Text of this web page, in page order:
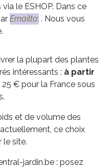
le ESHOP. Dans ce
Emailto: . Nous vous
la plupart des plantes
intéressants : à partir
€ pour la France sous
et de volume des
ce choix
le site.
jardin.be : posez